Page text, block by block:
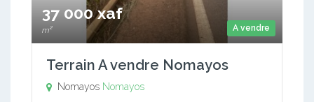
A vendre
37 000 xaf
m²
Terrain A vendre Nomayos
Nomayos Nomayos